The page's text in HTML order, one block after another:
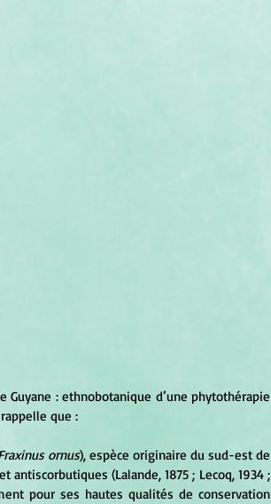
: ethnobotanique d’une phytothérapie
que :
ornus), espèce originaire du sud-est de
(Lalande, 1875 ; Lecoq, 1934 ;
pour ses hautes qualités de conservation